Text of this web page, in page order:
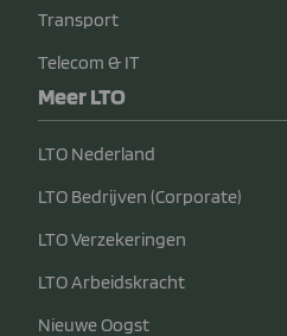
Transport
Telecom & IT
Meer LTO
LTO Nederland
LTO Bedrijven (Corporate)
LTO Verzekeringen
LTO Arbeidskracht
Nieuwe Oogst